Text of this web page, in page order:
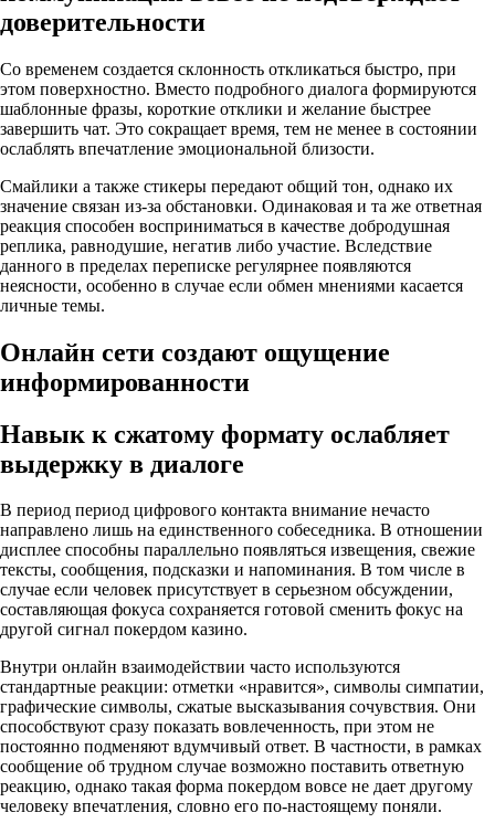
доверительности
Со временем создается склонность откликаться быстро, при
этом поверхностно. Вместо подробного диалога формируются
шаблонные фразы, короткие отклики и желание быстрее
завершить чат. Это сокращает время, тем не менее в состоянии
ослаблять впечатление эмоциональной близости.
Смайлики а также стикеры передают общий тон, однако их
значение связан из-за обстановки. Одинаковая и та же ответная
реакция способен восприниматься в качестве добродушная
реплика, равнодушие, негатив либо участие. Вследствие
данного в пределах переписке регулярнее появляются
неясности, особенно в случае если обмен мнениями касается
личные темы.
Онлайн сети создают ощущение
информированности
Навык к сжатому формату ослабляет
выдержку в диалоге
В период период цифрового контакта внимание нечасто
направлено лишь на единственного собеседника. В отношении
дисплее способны параллельно появляться извещения, свежие
тексты, сообщения, подсказки и напоминания. В том числе в
случае если человек присутствует в серьезном обсуждении,
составляющая фокуса сохраняется готовой сменить фокус на
другой сигнал покердом казино.
Внутри онлайн взаимодействии часто используются
стандартные реакции: отметки «нравится», символы симпатии,
графические символы, сжатые высказывания сочувствия. Они
способствуют сразу показать вовлеченность, при этом не
постоянно подменяют вдумчивый ответ. В частности, в рамках
сообщение об трудном случае возможно поставить ответную
реакцию, однако такая форма покердом вовсе не дает другому
человеку впечатления, словно его по-настоящему поняли.